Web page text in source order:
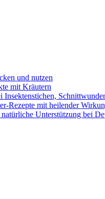
und nutzen
mit Kräutern
Rezepte mit heilender
Unterstützung bei